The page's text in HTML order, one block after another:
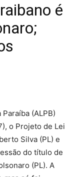
é
(ALPB)
o Projeto de Lei
Silva (PL) e
do título de
(PL). A